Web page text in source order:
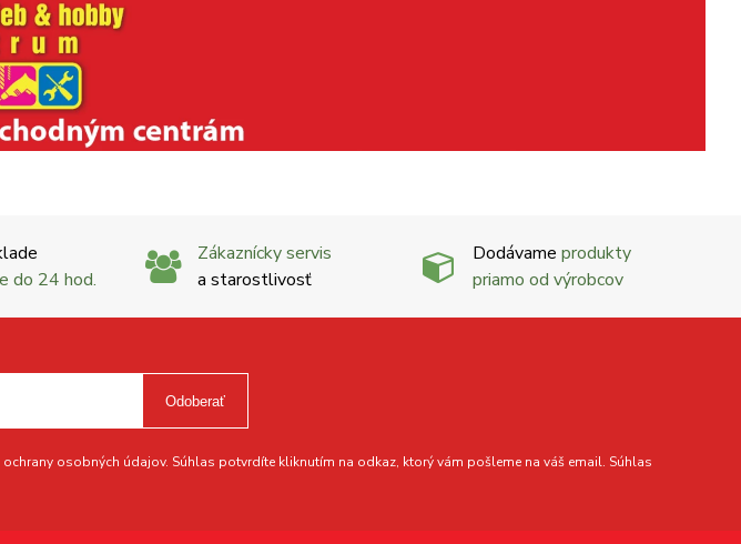
do 24 hod.
Zákaznícky servis
a starostlivosť
Dodávame produkty
priamo od výrobcov
Odoberať
osobných údajov. Súhlas potvrdíte kliknutím na odkaz, ktorý vám pošleme na váš email. Súhlas